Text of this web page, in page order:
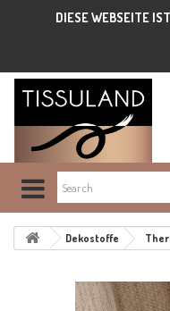
DIESE WEBSEITE
Dekostoffe